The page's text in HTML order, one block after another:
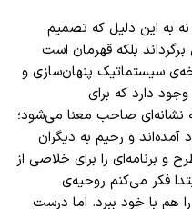
نه به این دلیل که تصمیم
بلکه قهرمان است
سیستماتیک پنهان‌سازی و
دارد که برای
نشانه‌ای‌ صاحب معنا می‌شود؛
آمده‌اند و رحیم به دیگران
و برنامه‌ای را برای خلاصی از
فکر می‌کنم روحیه‌ی
هم با خود ببرد. اما درست